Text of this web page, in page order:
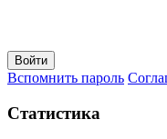
Вспомнить пароль
Статистика